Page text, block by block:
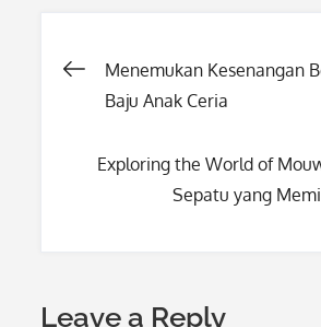
Post
Menemukan Kesenangan
Baju Anak Ceria
Exploring the World of
Sepatu yang
Leave a Reply